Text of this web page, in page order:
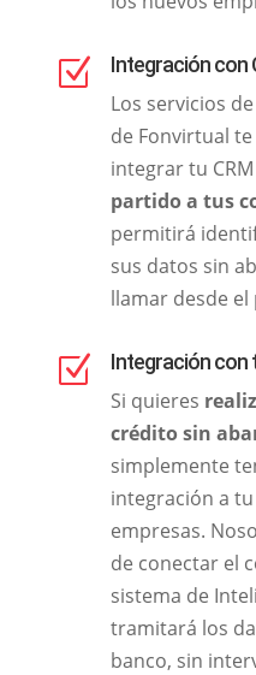
Z Integración con
Los servicios
de Fonvirtual
integrar tu
partido a tus
permitirá
sus datos sin
llamar desde
Z Integración con
Si quieres
crédito sin
simplemente
integración a
empresas.
de conectar el
sistema de
tramitará los
banco, sin